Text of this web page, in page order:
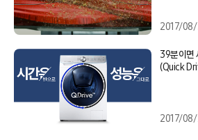
2017/
39분이면
(Quick
2017/